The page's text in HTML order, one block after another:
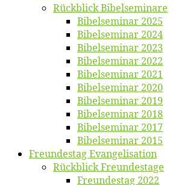
Rück­blick Bibelseminare
Bi­bel­se­mi­nar 2025
Bi­bel­se­mi­nar 2024
Bi­bel­se­mi­nar 2023
Bi­bel­se­mi­nar 2022
Bi­bel­se­mi­nar 2021
Bi­bel­se­mi­nar 2020
Bi­bel­se­mi­nar 2019
Bi­bel­se­mi­nar 2018
Bibelsemi­nar 2017
Bibelsemi­nar 2015
Freun­des­tag Evangelisation
Rück­blick Freundestage
Freun­des­tag 2022